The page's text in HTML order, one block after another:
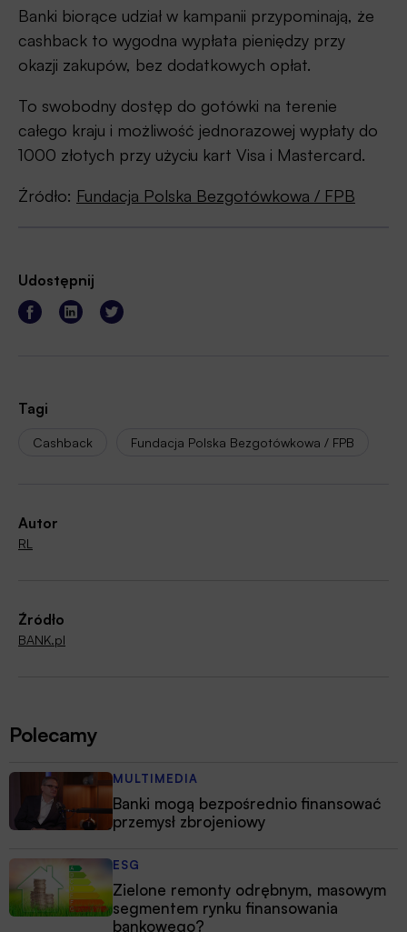
Banki biorące udział w kampanii przypominają, że
cashback to wygodna wypłata pieniędzy przy
okazji zakupów, bez dodatkowych opłat.
To swobodny dostęp do gotówki na terenie
całego kraju i możliwość jednorazowej wypłaty do
1000 złotych przy użyciu kart Visa i Mastercard.
Źródło: Fundacja Polska Bezgotówkowa / FPB
Udostępnij
Tagi
Cashback Fundacja Polska Bezgotówkowa / FPB
Autor
RL
Źródło
BANK.pl
Polecamy
MULTIMEDIA
Banki mogą bezpośrednio finansować
przemysł zbrojeniowy
ESG
Zielone remonty odrębnym, masowym
segmentem rynku finansowania
bankowego?